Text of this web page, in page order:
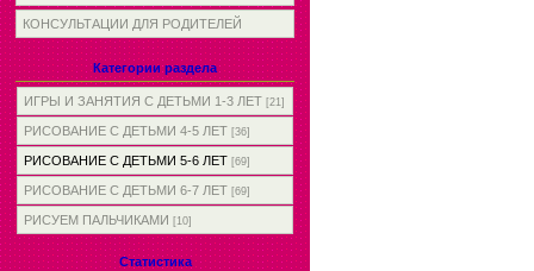
КОНСУЛЬТАЦИИ ДЛЯ РОДИТЕЛЕЙ
Категории раздела
ИГРЫ И ЗАНЯТИЯ С ДЕТЬМИ 1-3 ЛЕТ [21]
РИСОВАНИЕ С ДЕТЬМИ 4-5 ЛЕТ [36]
РИСОВАНИЕ С ДЕТЬМИ 5-6 ЛЕТ [69]
РИСОВАНИЕ С ДЕТЬМИ 6-7 ЛЕТ [69]
РИСУЕМ ПАЛЬЧИКАМИ [10]
Статистика